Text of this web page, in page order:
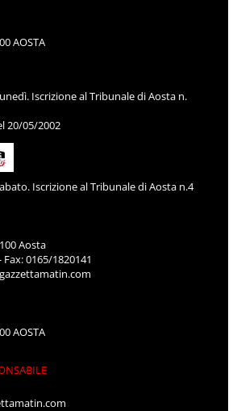
AOSTA
Iscrizione al Tribunale di Aosta n.
20/05/2002
Iscrizione al Tribunale di Aosta n.4
Aosta
0165/1820141
AOSTA